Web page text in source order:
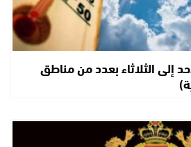
إلى الثلاثاء بعدد من مناطق